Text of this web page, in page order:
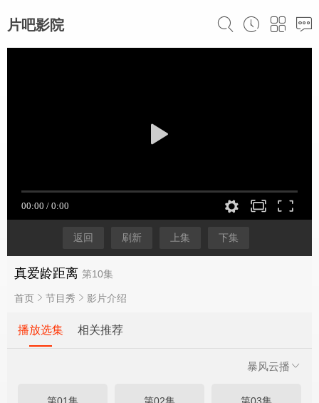
片吧影院
返回 刷新 上集 下集
真爱龄距离 第10集
首页 节目秀 影片介绍
播放选集 相关推荐
暴风云播
第01集 第02集 第03集